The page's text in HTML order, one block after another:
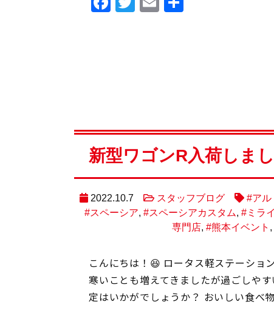
新型ワゴンR入荷しまし
2022.10.7 スタッフブログ #アル
#スペーシア,#スペーシアカスタム,#ミラ
専門店,#熊本イベント
こんにちは！😆 ロータス軽ステーショ
寒いことも増えてきましたが過ごしや
定はいかがでしょうか？ おいしい食